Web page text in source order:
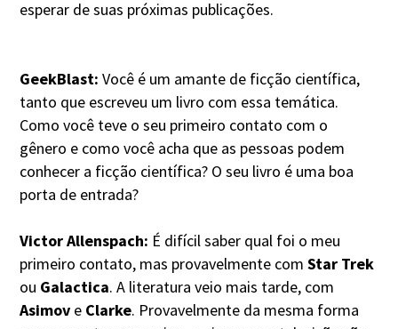
esperar de suas próximas publicações.
GeekBlast: Você é um amante de ficção científica,
tanto que escreveu um livro com essa temática.
Como você teve o seu primeiro contato com o
gênero e como você acha que as pessoas podem
conhecer a ficção científica? O seu livro é uma boa
porta de entrada?
Victor Allenspach: É difícil saber qual foi o meu
primeiro contato, mas provavelmente comStar Trek
ou Galactica. A literatura veio mais tarde, com
Asimov e Clarke. Provavelmente da mesma forma